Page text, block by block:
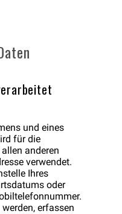
und eines
für die
anderen
verwendet.
Ihres
oder
erfassen